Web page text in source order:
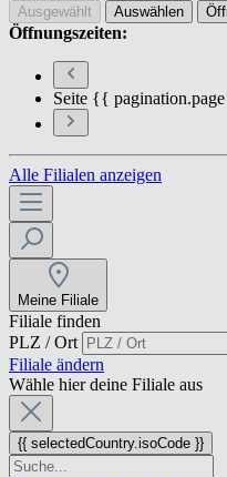
Ausgewählt Auswählen
Öffnungszeiten:
Seite {{
Alle Filialen anzeigen
Meine Filiale
Filiale finden
PLZ / Ort
Filiale ändern
Wähle hier deine Filiale aus
{{ selectedCountry.isoCode }}